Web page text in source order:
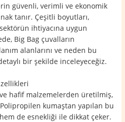
güvenli, verimli ve ekonomik
tanır. Çeşitli boyutları,
ihtiyacına uygun
Big Bag çuvalların
alanlarını ve neden bu
bir şekilde inceleyeceğiz.
ve hafif malzemelerden üretilmiş,
kumaştan yapılan bu
hem de esnekliği ile dikkat çeker.